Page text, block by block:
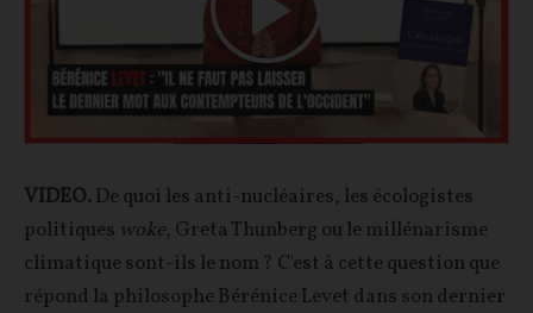
Play
Video
VIDEO.De quoi les anti-nucléaires, les écologistes
politiques woke, Greta Thunberg ou le millénarisme
climatique sont-ils le nom ? C'est à cette question que
répond la philosophe Bérénice Levet dans son dernier